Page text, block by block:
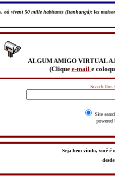
où vivent 50 mille habitants (Itanhangá): les
ALGUM AMIGO VIRTUAL
(Clique e-mail e
Search this
Site
Seja bem vindo, você